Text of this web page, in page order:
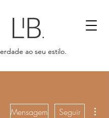
ao seu estilo.
Mensagem Seguir